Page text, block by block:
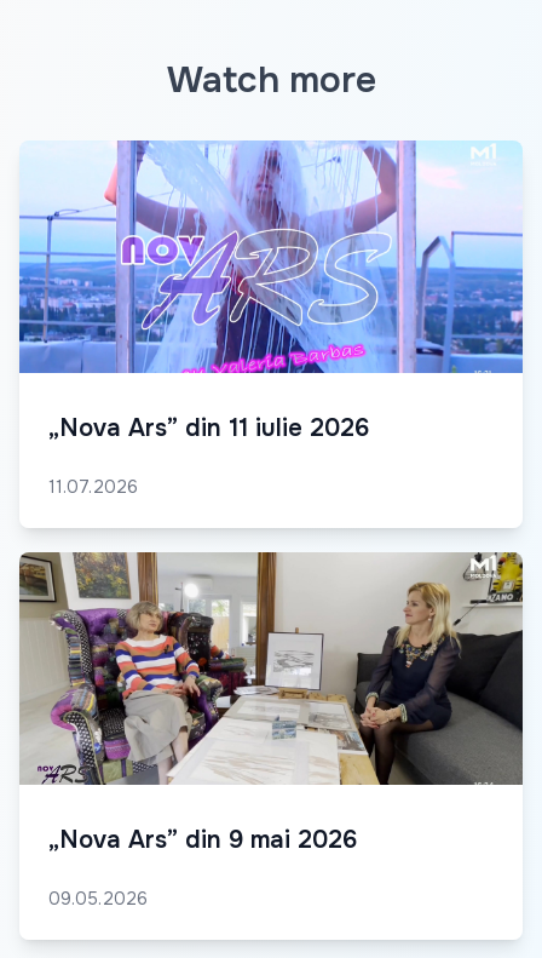
Watch more
„Nova Ars” din 11 iulie 2026
11.07.2026
„Nova Ars” din 9 mai 2026
09.05.2026